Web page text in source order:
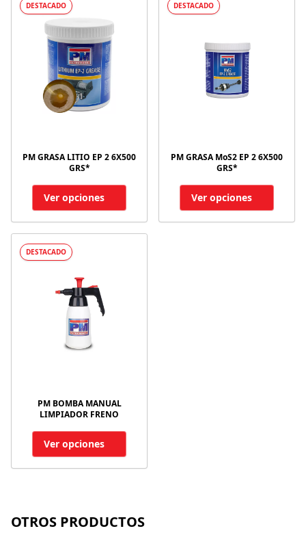
DESTACADO
PM GRASA LITIO EP 2 6X500
GRS*
Ver opciones
DESTACADO
PM GRASA MoS2 EP 2 6X500
GRS*
Ver opciones
DESTACADO
PM BOMBA MANUAL
LIMPIADOR FRENO
Ver opciones
OTROS PRODUCTOS